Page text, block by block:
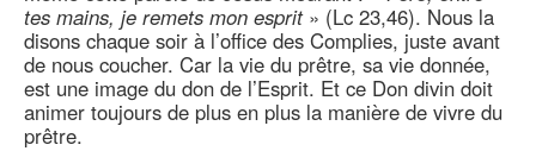
tes mains, je remets mon esprit» (Lc 23,46). Nous la
disons chaque soir à l’office des Complies, juste avant
de nous coucher. Car la vie du prêtre, sa vie donnée,
est une image du don de l’Esprit. Et ce Don divin doit
animer toujours de plus en plus la manière de vivre du
prêtre.